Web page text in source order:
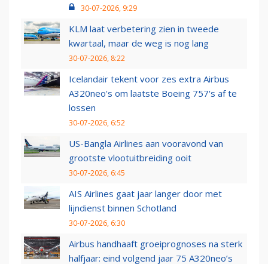
30-07-2026, 9:29
KLM laat verbetering zien in tweede
kwartaal, maar de weg is nog lang
30-07-2026, 8:22
Icelandair tekent voor zes extra Airbus
A320neo's om laatste Boeing 757's af te
lossen
30-07-2026, 6:52
US-Bangla Airlines aan vooravond van
grootste vlootuitbreiding ooit
30-07-2026, 6:45
AIS Airlines gaat jaar langer door met
lijndienst binnen Schotland
30-07-2026, 6:30
Airbus handhaaft groeiprognoses na sterk
halfjaar: eind volgend jaar 75 A320neo’s